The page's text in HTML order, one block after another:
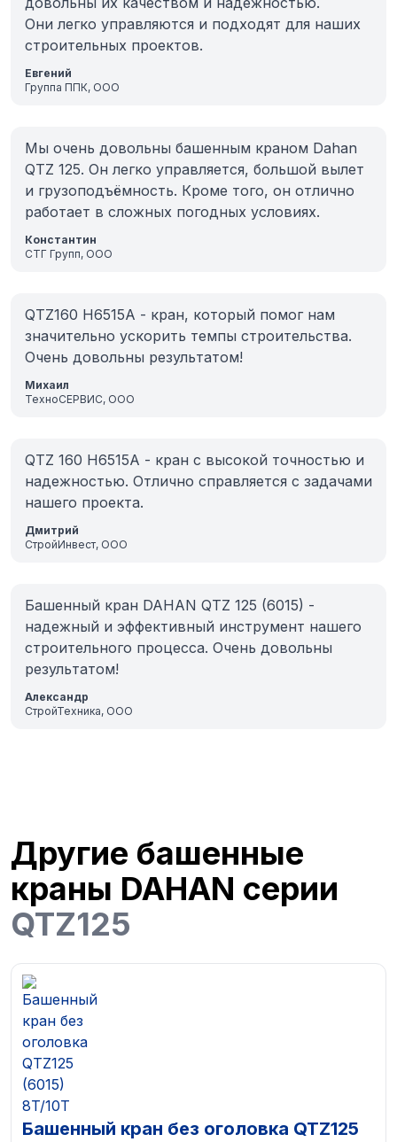
Они легко управляются и подходят для наших
строительных проектов.
Евгений
Группа ППК, ООО
Мы очень довольны башенным краном Dahan
QTZ 125. Он легко управляется, большой вылет
и грузоподъёмность. Кроме того, он отлично
работает в сложных погодных условиях.
Константин
СТГ Групп, ООО
QTZ160 H6515A - кран, который помог нам
значительно ускорить темпы строительства.
Очень довольны результатом!
Михаил
ТехноСЕРВИС, ООО
QTZ 160 H6515A - кран с высокой точностью и
надежностью. Отлично справляется с задачами
нашего проекта.
Дмитрий
СтройИнвест, ООО
Башенный кран DAHAN QTZ 125 (6015) -
надежный и эффективный инструмент нашего
строительного процесса. Очень довольны
результатом!
Александр
СтройТехника, ООО
Другие башенные
краны DAHAN серии
QTZ125
Башенный кран без оголовка QTZ125